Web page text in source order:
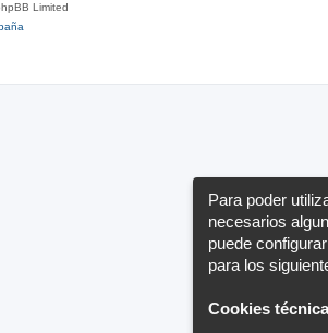
Limited
Para poder
necesarios
puede
para los
Cookies